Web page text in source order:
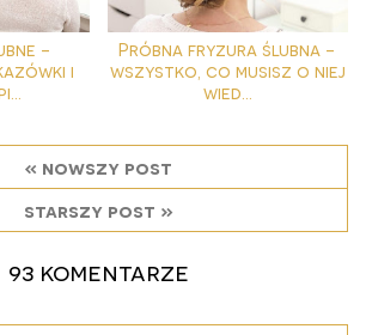
-
i
Próbna fryzura ślubna -
wszystko, co musisz o niej
wied...
« nowszy post
starszy post »
93 komentarze